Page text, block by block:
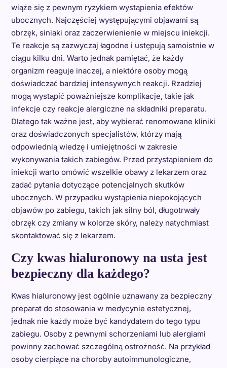
wiąże się z pewnym ryzykiem wystąpienia efektów
ubocznych. Najczęściej występującymi objawami są
obrzęk, siniaki oraz zaczerwienienie w miejscu iniekcji.
Te reakcje są zazwyczaj łagodne i ustępują samoistnie w
ciągu kilku dni. Warto jednak pamiętać, że każdy
organizm reaguje inaczej, a niektóre osoby mogą
doświadczać bardziej intensywnych reakcji. Rzadziej
mogą wystąpić poważniejsze komplikacje, takie jak
infekcje czy reakcje alergiczne na składniki preparatu.
Dlatego tak ważne jest, aby wybierać renomowane kliniki
oraz doświadczonych specjalistów, którzy mają
odpowiednią wiedzę i umiejętności w zakresie
wykonywania takich zabiegów. Przed przystąpieniem do
iniekcji warto omówić wszelkie obawy z lekarzem oraz
zadać pytania dotyczące potencjalnych skutków
ubocznych. W przypadku wystąpienia niepokojących
objawów po zabiegu, takich jak silny ból, długotrwały
obrzęk czy zmiany w kolorze skóry, należy natychmiast
skontaktować się z lekarzem.
Czy kwas hialuronowy na usta jest
bezpieczny dla każdego?
Kwas hialuronowy jest ogólnie uznawany za bezpieczny
preparat do stosowania w medycynie estetycznej,
jednak nie każdy może być kandydatem do tego typu
zabiegu. Osoby z pewnymi schorzeniami lub alergiami
powinny zachować szczególną ostrożność. Na przykład
osoby cierpiące na choroby autoimmunologiczne,